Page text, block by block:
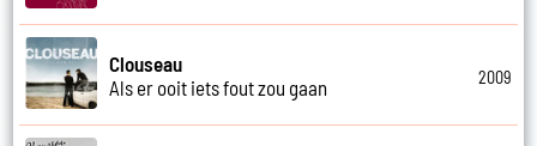
Clouseau
Als er ooit iets fout zou gaan
2009